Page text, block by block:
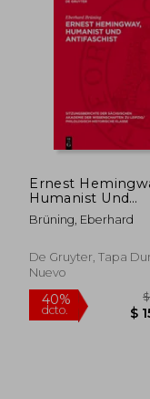
40%
dcto.
Ernest
Humanist Und
Antifaschist (en
Alemán)
Brüning, Eberhard
De Gruyter, Tapa
Nuevo